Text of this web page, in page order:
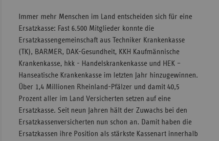
Immer mehr Menschen im Land entscheiden sich für eine
Ersatzkasse: Fast 6.500 Mitglieder konnte die
Ersatzkassengemeinschaft aus Techniker Krankenkasse
(TK), BARMER, DAK-Gesundheit, KKH Kaufmännische
Krankenkasse, hkk - Handelskrankenkasse und HEK –
Hanseatische Krankenkasse im letzten Jahr hinzugewinnen.
Über 1,4 Millionen Rheinland-Pfälzer und damit 40,5
Prozent aller im Land Versicherten setzen auf eine
Ersatzkasse. Seit neun Jahren hält der Zuwachs bei den
Ersatzkassenversicherten nun schon an. Damit haben die
Ersatzkassen ihre Position als stärkste Kassenart innerhalb